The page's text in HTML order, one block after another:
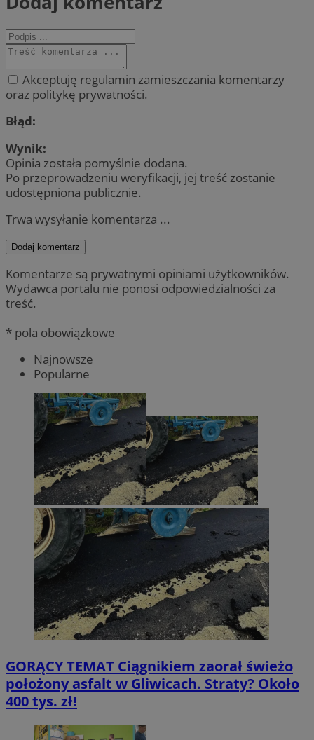
Akceptuję regulamin zamieszczania komentarzy
oraz politykę prywatności.
Błąd:
Wynik:
Opinia została pomyślnie dodana.
Po przeprowadzeniu weryfikacji, jej treść zostanie
udostępniona publicznie.
Trwa wysyłanie komentarza ...
Dodaj komentarz
Komentarze są prywatnymi opiniami użytkowników.
Wydawca portalu nie ponosi odpowiedzialności za
treść.
* pola obowiązkowe
Najnowsze
Popularne
GORĄCY TEMAT Ciągnikiem zaorał świeżo
położony asfalt w Gliwicach. Straty? Około
400 tys. zł!